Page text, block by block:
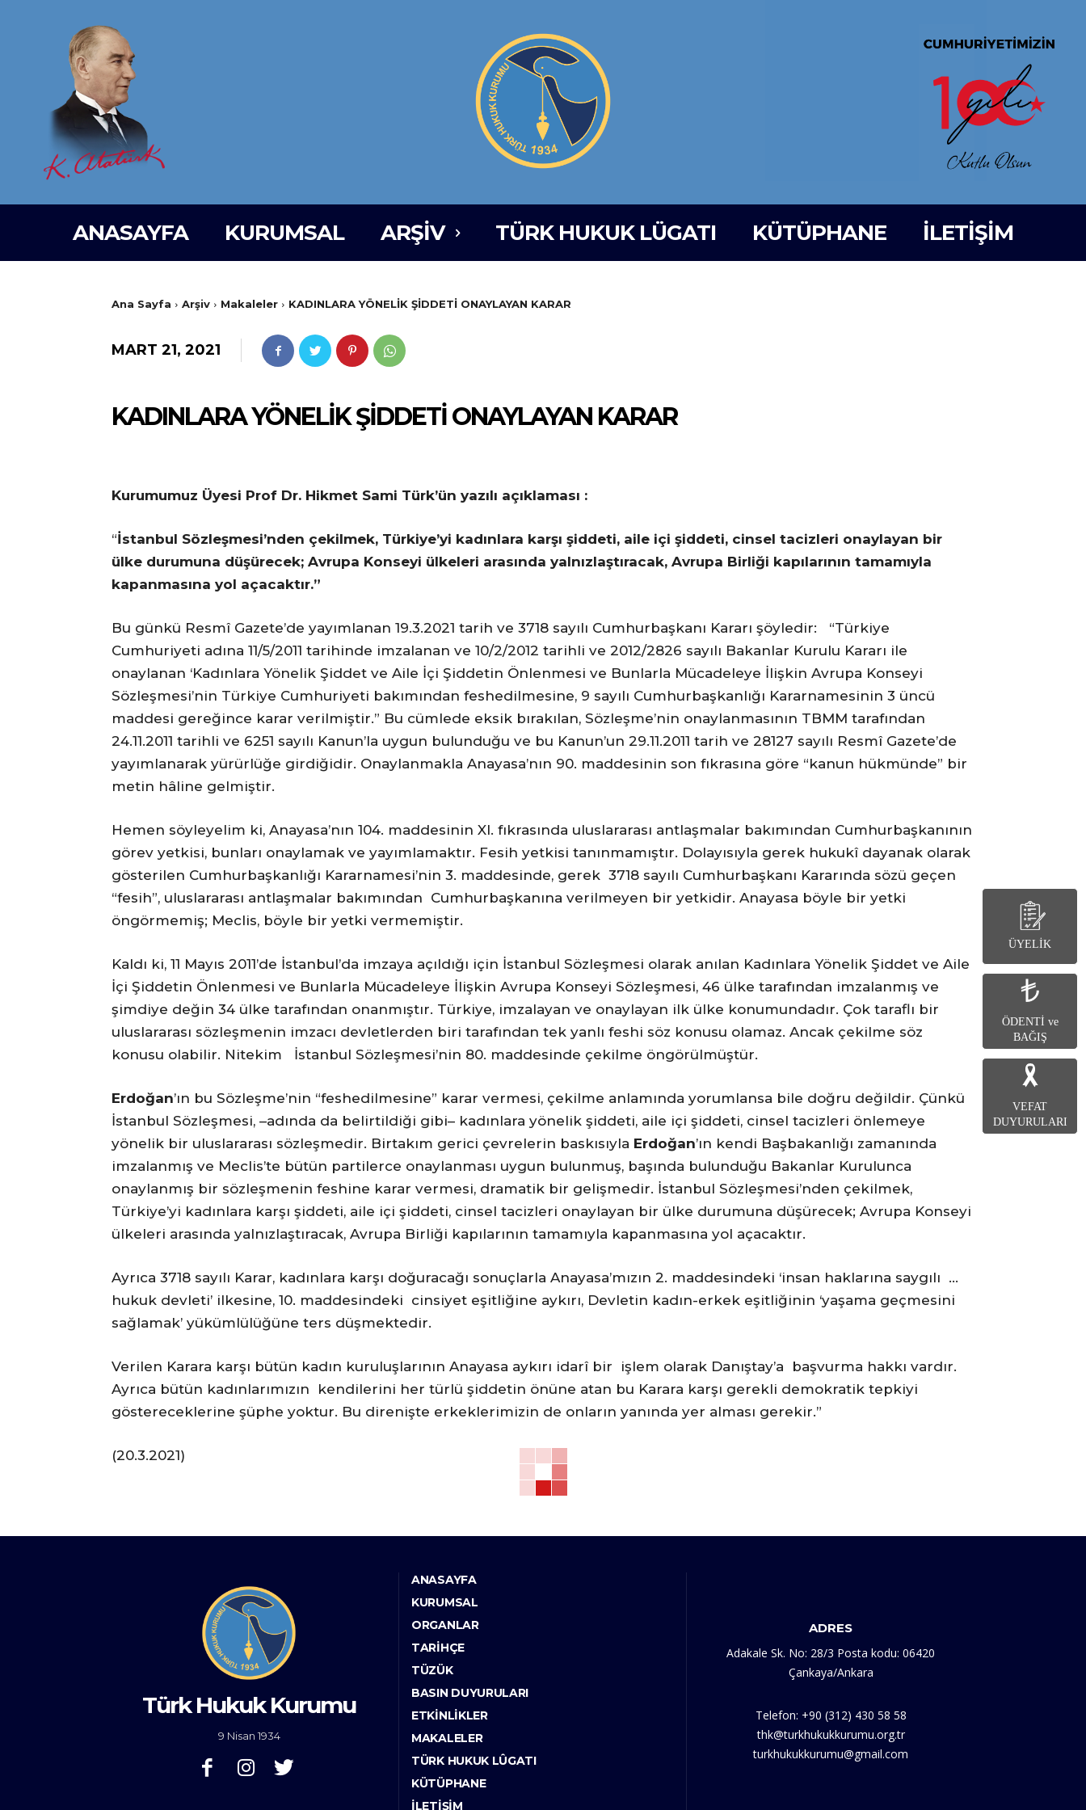
ÜYELİK
ÖDENTİ ve
BAĞIŞ
VEFAT
DUYURULARI
ANASAYFA KURUMSAL ARŞIV TÜRK HUKUK LÜGATI KÜTÜPHANE İLETİŞİM
Ana Sayfa Arşiv Makaleler KADINLARA YÖNELİK ŞİDDETİ ONAYLAYAN KARAR
MART 21, 2021
KADINLARA YÖNELİK ŞİDDETİ ONAYLAYAN KARAR
Kurumumuz Üyesi Prof Dr. Hikmet Sami Türk’ün yazılı açıklaması :
“İstanbul Sözleşmesi’nden çekilmek, Türkiye’yi kadınlara karşı şiddeti, aile içi şiddeti, cinsel tacizleri onaylayan bir
ülke durumuna düşürecek; Avrupa Konseyi ülkeleri arasında yalnızlaştıracak, Avrupa Birliği kapılarının tamamıyla
kapanmasına yol açacaktır.”
Bu günkü Resmî Gazete’de yayımlanan 19.3.2021 tarih ve 3718 sayılı Cumhurbaşkanı Kararı şöyledir: “Türkiye
Cumhuriyeti adına 11/5/2011 tarihinde imzalanan ve 10/2/2012 tarihli ve 2012/2826 sayılı Bakanlar Kurulu Kararı ile
onaylanan ‘Kadınlara Yönelik Şiddet ve Aile İçi Şiddetin Önlenmesi ve Bunlarla Mücadeleye İlişkin Avrupa Konseyi
Sözleşmesi’nin Türkiye Cumhuriyeti bakımından feshedilmesine, 9 sayılı Cumhurbaşkanlığı Kararnamesinin 3 üncü
maddesi gereğince karar verilmiştir.” Bu cümlede eksik bırakılan, Sözleşme’nin onaylanmasının TBMM tarafından
24.11.2011 tarihli ve 6251 sayılı Kanun’la uygun bulunduğu ve bu Kanun’un 29.11.2011 tarih ve 28127 sayılı Resmî Gazete’de
yayımlanarak yürürlüğe girdiğidir. Onaylanmakla Anayasa’nın 90. maddesinin son fıkrasına göre “kanun hükmünde” bir
metin hâline gelmiştir.
Hemen söyleyelim ki, Anayasa’nın 104. maddesinin XI. fıkrasında uluslararası antlaşmalar bakımından Cumhurbaşkanının
görev yetkisi, bunları onaylamak ve yayımlamaktır. Fesih yetkisi tanınmamıştır. Dolayısıyla gerek hukukî dayanak olarak
gösterilen Cumhurbaşkanlığı Kararnamesi’nin 3. maddesinde, gerek 3718 sayılı Cumhurbaşkanı Kararında sözü geçen
“fesih”, uluslararası antlaşmalar bakımından Cumhurbaşkanına verilmeyen bir yetkidir. Anayasa böyle bir yetki
öngörmemiş; Meclis, böyle bir yetki vermemiştir.
Kaldı ki, 11 Mayıs 2011’de İstanbul’da imzaya açıldığı için İstanbul Sözleşmesi olarak anılan Kadınlara Yönelik Şiddet ve Aile
İçi Şiddetin Önlenmesi ve Bunlarla Mücadeleye İlişkin Avrupa Konseyi Sözleşmesi, 46 ülke tarafından imzalanmış ve
şimdiye değin 34 ülke tarafından onanmıştır. Türkiye, imzalayan ve onaylayan ilk ülke konumundadır. Çok taraflı bir
uluslararası sözleşmenin imzacı devletlerden biri tarafından tek yanlı feshi söz konusu olamaz. Ancak çekilme söz
konusu olabilir. Nitekim İstanbul Sözleşmesi’nin 80. maddesinde çekilme öngörülmüştür.
Erdoğan’ın bu Sözleşme’nin “feshedilmesine” karar vermesi, çekilme anlamında yorumlansa bile doğru değildir. Çünkü
İstanbul Sözleşmesi, –adında da belirtildiği gibi– kadınlara yönelik şiddeti, aile içi şiddeti, cinsel tacizleri önlemeye
yönelik bir uluslararası sözleşmedir. Birtakım gerici çevrelerin baskısıyla Erdoğan’ın kendi Başbakanlığı zamanında
imzalanmış ve Meclis’te bütün partilerce onaylanması uygun bulunmuş, başında bulunduğu Bakanlar Kurulunca
onaylanmış bir sözleşmenin feshine karar vermesi, dramatik bir gelişmedir. İstanbul Sözleşmesi’nden çekilmek,
Türkiye’yi kadınlara karşı şiddeti, aile içi şiddeti, cinsel tacizleri onaylayan bir ülke durumuna düşürecek; Avrupa Konseyi
ülkeleri arasında yalnızlaştıracak, Avrupa Birliği kapılarının tamamıyla kapanmasına yol açacaktır.
Ayrıca 3718 sayılı Karar, kadınlara karşı doğuracağı sonuçlarla Anayasa’mızın 2. maddesindeki ‘insan haklarına saygılı …
hukuk devleti’ ilkesine, 10. maddesindeki cinsiyet eşitliğine aykırı, Devletin kadın-erkek eşitliğinin ‘yaşama geçmesini
sağlamak’ yükümlülüğüne ters düşmektedir.
Verilen Karara karşı bütün kadın kuruluşlarının Anayasa aykırı idarî bir işlem olarak Danıştay’a başvurma hakkı vardır.
Ayrıca bütün kadınlarımızın kendilerini her türlü şiddetin önüne atan bu Karara karşı gerekli demokratik tepkiyi
göstereceklerine şüphe yoktur. Bu direnişte erkeklerimizin de onların yanında yer alması gerekir.”
(20.3.2021)
Türk Hukuk Kurumu
9 Nisan 1934
ANASAYFA
KURUMSAL
ORGANLAR
TARIHÇE
TÜZÜK
BASIN DUYURULARI
ETKINLIKLER
MAKALELER
TÜRK HUKUK LÛGATI
KÜTÜPHANE
İLETIŞIM
ADRES
Adakale Sk. No: 28/3 Posta kodu: 06420
Çankaya/Ankara
Telefon: +90 (312) 430 58 58
thk@turkhukukkurumu.org.tr
turkhukukkurumu@gmail.com